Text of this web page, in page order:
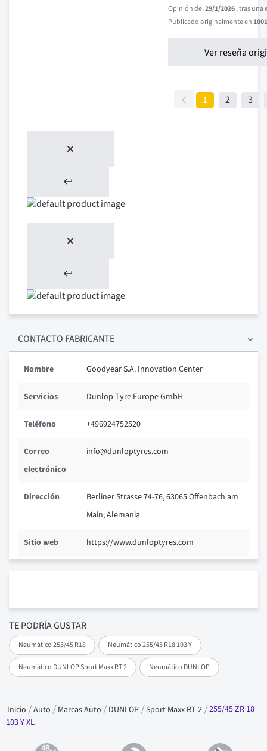
TE PODRÍA GUSTAR
Neumático 255/45 R18 Neumático 255/45 R18 103 Y
Neumático DUNLOP Sport Maxx RT 2 Neumático DUNLOP
Opinión del29/1/2026, tras una
Publicado originalmente en
Ver reseña
1 2 3
CONTACTO FABRICANTE
Nombre Goodyear S.A. Innovation Center
Servicios Dunlop Tyre Europe GmbH
Teléfono +496924752520
Correo
electrónico
info@dunloptyres.com
Dirección
Berliner Strasse 74-76, 63065 Offenbach am
Main, Alemania
Sitio web https://www.dunloptyres.com
Inicio Auto Marcas Auto DUNLOP Sport Maxx RT 2 255/45 ZR 18
103 Y XL